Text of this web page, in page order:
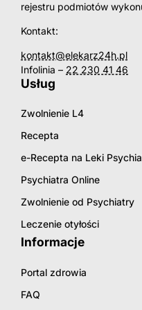
rejestru podmiotów
Kontakt:
kontakt@elekarz24h.pl
Infolinia – 22 230 41 46
Usług
Zwolnienie L4
Recepta
e-Recepta na Leki
Psychiatra Online
Zwolnienie od Psychiatry
Leczenie otyłości
Informacje
Portal zdrowia
FAQ